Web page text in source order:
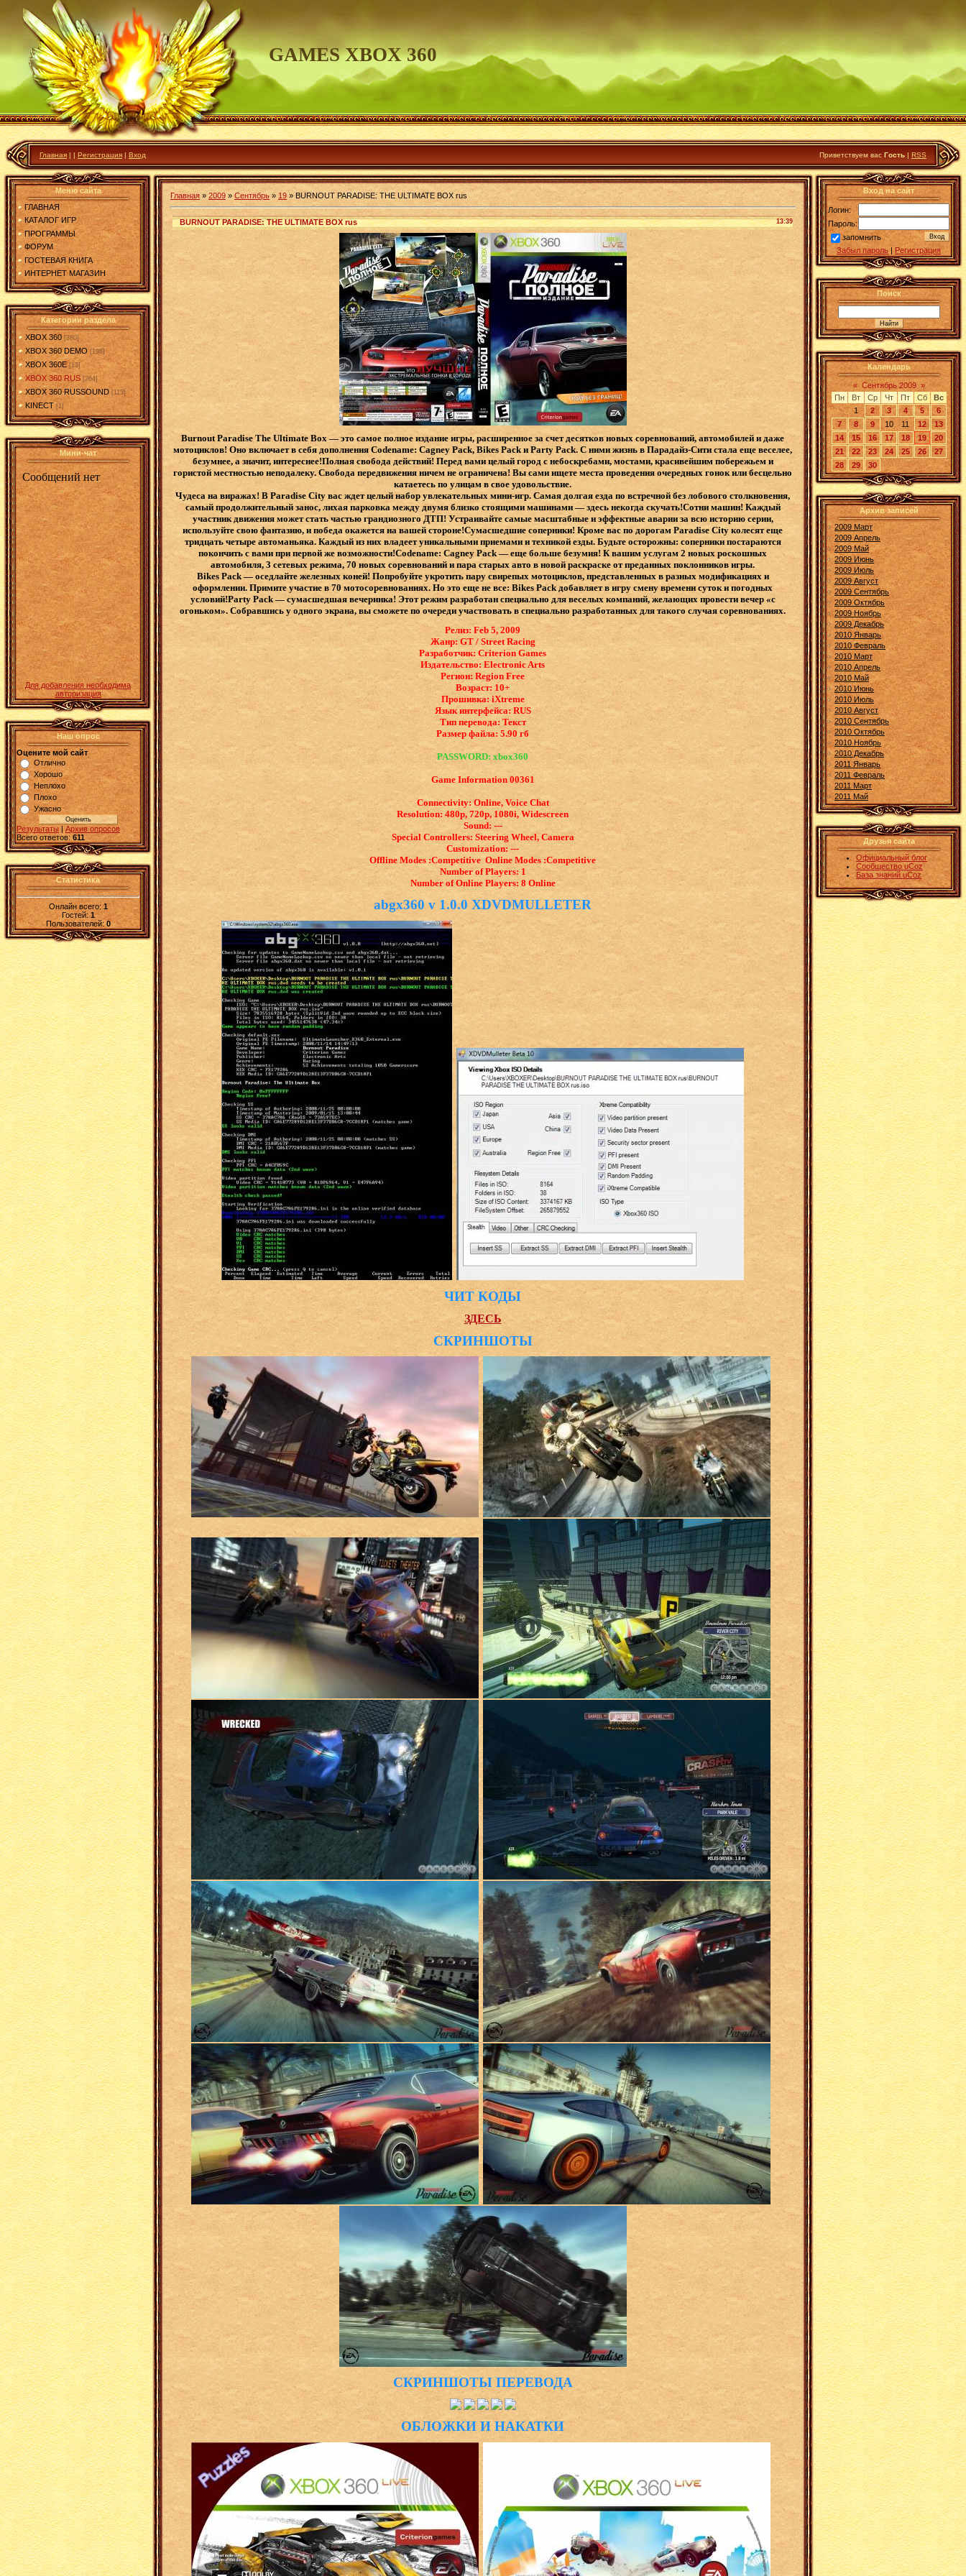
GAMES XBOX 360
Главная | | Регистрация | Вход Приветствуем вас Гость | RSS
Меню сайта
ГЛАВНАЯ
КАТАЛОГ ИГР
ПРОГРАММЫ
ФОРУМ
ГОСТЕВАЯ КНИГА
ИНТЕРНЕТ МАГАЗИН
Категории раздела
XBOX 360 [380]
XBOX 360 DEMO [198]
XBOX 360E [13]
XBOX 360 RUS [264]
XBOX 360 RUSSOUND [113]
KINECT [1]
Мини-чат
Для добавления необходима
авторизация
Наш опрос
Оцените мой сайт
Отлично
Хорошо
Неплохо
Плохо
Ужасно
Результаты | Архив опросов
Всего ответов: 611
Статистика
Онлайн всего:1
Гостей:1
Пользователей: 0
Главная » 2009 » Сентябрь » 19 » BURNOUT PARADISE: THE ULTIMATE BOX rus
13:39
BURNOUT PARADISE: THE ULTIMATE BOX rus
Burnout Paradise The Ultimate Box — это самое полное издание игры, расширенное за счет десятков новых соревнований, автомобилей и даже
мотоциклов! Оно включает в себя дополнения Codename: Cagney Pack, Bikes Pack и Party Pack. С ними жизнь в Парадайз-Сити стала еще веселее,
безумнее, а значит, интереснее!Полная свобода действий! Перед вами целый город с небоскребами, мостами, красивейшим побережьем и
гористой местностью неподалеку. Свобода передвижения ничем не ограничена! Вы сами ищете места проведения очередных гонок или бесцельно
катаетесь по улицам в свое удовольствие.
Чудеса на виражах! В Paradise City вас ждет целый набор увлекательных мини-игр. Самая долгая езда по встречной без лобового столкновения,
самый продолжительный занос, лихая парковка между двумя близко стоящими машинами — здесь некогда скучать!Сотни машин! Каждый
участник движения может стать частью грандиозного ДТП! Устраивайте самые масштабные и эффектные аварии за всю историю серии,
используйте свою фантазию, и победа окажется на вашей стороне!Сумасшедшие соперники! Кроме вас по дорогам Paradise City колесят еще
тридцать четыре автоманьяка. Каждый из них владеет уникальными приемами и техникой езды. Будьте осторожны: соперники постараются
покончить с вами при первой же возможности!Codename: Cagney Pack — еще больше безумия! К вашим услугам 2 новых роскошных
автомобиля, 3 сетевых режима, 70 новых соревнований и пара старых авто в новой раскраске от преданных поклонников игры.
Bikes Pack — оседлайте железных коней! Попробуйте укротить пару свирепых мотоциклов, представленных в разных модификациях и
оформлении. Примите участие в 70 мотосоревнованиях. Но это еще не все: Bikes Pack добавляет в игру смену времени суток и погодных
условий!Party Pack — сумасшедшая вечеринка! Этот режим разработан специально для веселых компаний, желающих провести вечер «с
огоньком». Собравшись у одного экрана, вы сможете по очереди участвовать в специально разработанных для такого случая соревнованиях.
Релиз: Feb 5, 2009
Жанр: GT / Street Racing
Разработчик: Criterion Games
Издательство: Electronic Arts
Регион: Region Free
Возраст: 10+
Прошивка: iXtreme
Язык интерфейса: ​RUS
Тип перевода: Текст
Размер файла: 5.90 гб
PASSWORD: xbox360
Game Information 00361
Connectivity: Online, Voice Chat
Resolution: 480p, 720p, 1080i, Widescreen
Sound: ---
Special Controllers: Steering Wheel, Camera
Customization: ---
Offline Modes :Competitive Online Modes :Competitive
Number of Players: 1
Number of Online Players: 8 Online
abgx360 v 1.0.0 XDVDMULLETER
ЧИТ КОДЫ
ЗДЕСЬ
СКРИНШОТЫ
СКРИНШОТЫ ПЕРЕВОДА
ОБЛОЖКИ И НАКАТКИ
Вход на сайт
Логин:
Пароль:
запомнить
Забыл пароль | Регистрация
Поиск
Календарь
« Сентябрь 2009 »
Пн
Вт Ср Чт Пт Сб
Вс
1
2 3 4 5
6
7
8 9 10 11 12
13
14
15 16 17 18 19
20
21
22 23 24 25 26
27
28
29 30
Архив записей
2009 Март
2009 Апрель
2009 Май
2009 Июнь
2009 Июль
2009 Август
2009 Сентябрь
2009 Октябрь
2009 Ноябрь
2009 Декабрь
2010 Январь
2010 Февраль
2010 Март
2010 Апрель
2010 Май
2010 Июнь
2010 Июль
2010 Август
2010 Сентябрь
2010 Октябрь
2010 Ноябрь
2010 Декабрь
2011 Январь
2011 Февраль
2011 Март
2011 Май
Друзья сайта
Официальный блог
Сообщество uCoz
База знаний uCoz